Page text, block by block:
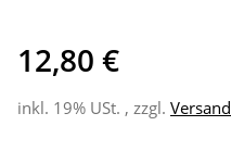
12,80 €
inkl. 19% USt. , zzgl. Versand